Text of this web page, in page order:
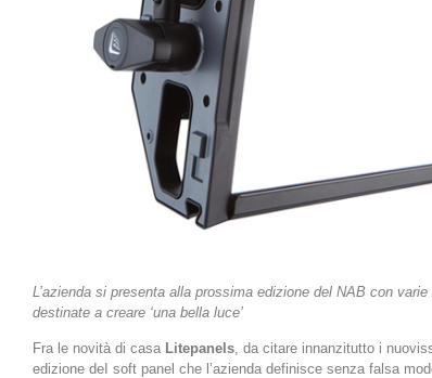
L’azienda si presenta alla prossima edizione del NAB con
destinate a creare ‘una bella luce’
Fra le novità di casa Litepanels , da citare innanzitutto i
edizione deI soft panel che l’azienda definisce senza falsa